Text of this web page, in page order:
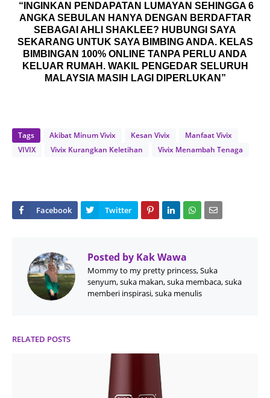
“INGINKAN PENDAPATAN LUMAYAN SEHINGGA 6
ANGKA SEBULAN HANYA DENGAN BERDAFTAR
SEBAGAI AHLI SHAKLEE? HUBUNGI SAYA
SEKARANG UNTUK SAYA BIMBING ANDA. KELAS
BIMBINGAN 100% ONLINE TANPA PERLU ANDA
KELUAR RUMAH. WAKIL PENGEDAR SELURUH
MALAYSIA MASIH LAGI DIPERLUKAN”
Tags Akibat Minum Vivix Kesan Vivix
Manfaat Vivix
VIVIX
Vivix Kurangkan Keletihan Vivix Menambah Tenaga
Posted by Kak Wawa
Mommy to my pretty princess, Suka
senyum, suka makan, suka membaca, suka
memberi inspirasi, suka menulis
RELATED POSTS